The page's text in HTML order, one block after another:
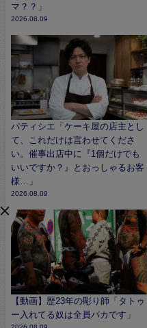
マ？？」
2026.08.09
パティシエ「ケーキ屋の店主とし
て、これだけは言わせてくださ
い。催事出店中に『1個だけでも
いいですか？』とおっしゃるお客
様…」
2026.08.09
【動画】歴23年の彫り師「タトゥ
ー入れてる奴は全員バカです」
2026.08.09